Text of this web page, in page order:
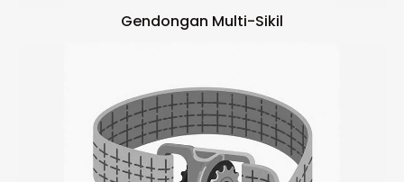
Gendongan Multi-Sikil